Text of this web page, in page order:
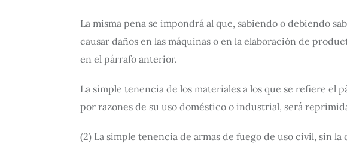
La misma pena se impondrá al que, sabiendo o debiendo
causar daños en las máquinas o en la elaboración de
en el párrafo anterior.
La simple tenencia de los materiales a los que se refiere
por razones de su uso doméstico o industrial, será
(2) La simple tenencia de armas de fuego de uso civil, sin